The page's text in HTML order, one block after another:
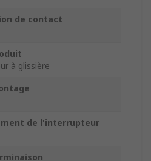
de contact
à glissière
de l'interrupteur